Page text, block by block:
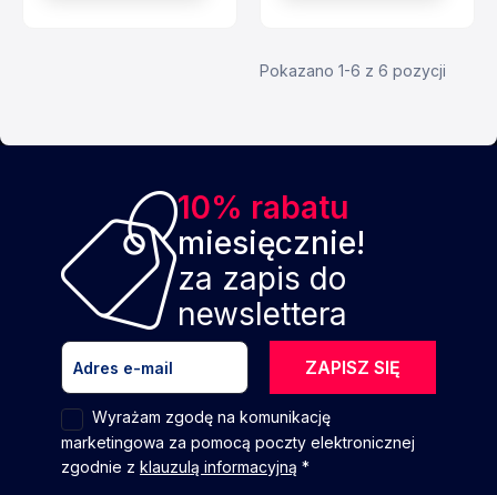
Pokazano 1-6 z 6 pozycji
10% rabatu
miesięcznie!
za zapis do
newslettera
ZAPISZ SIĘ
Wyrażam zgodę na komunikację
marketingowa za pomocą poczty elektronicznej
zgodnie z klauzulą informacyjną *